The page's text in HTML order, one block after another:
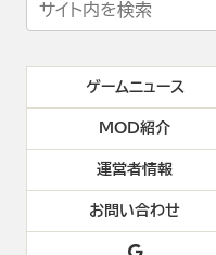
ゲームニュース
MOD紹介
運営者情報
お問い合わせ